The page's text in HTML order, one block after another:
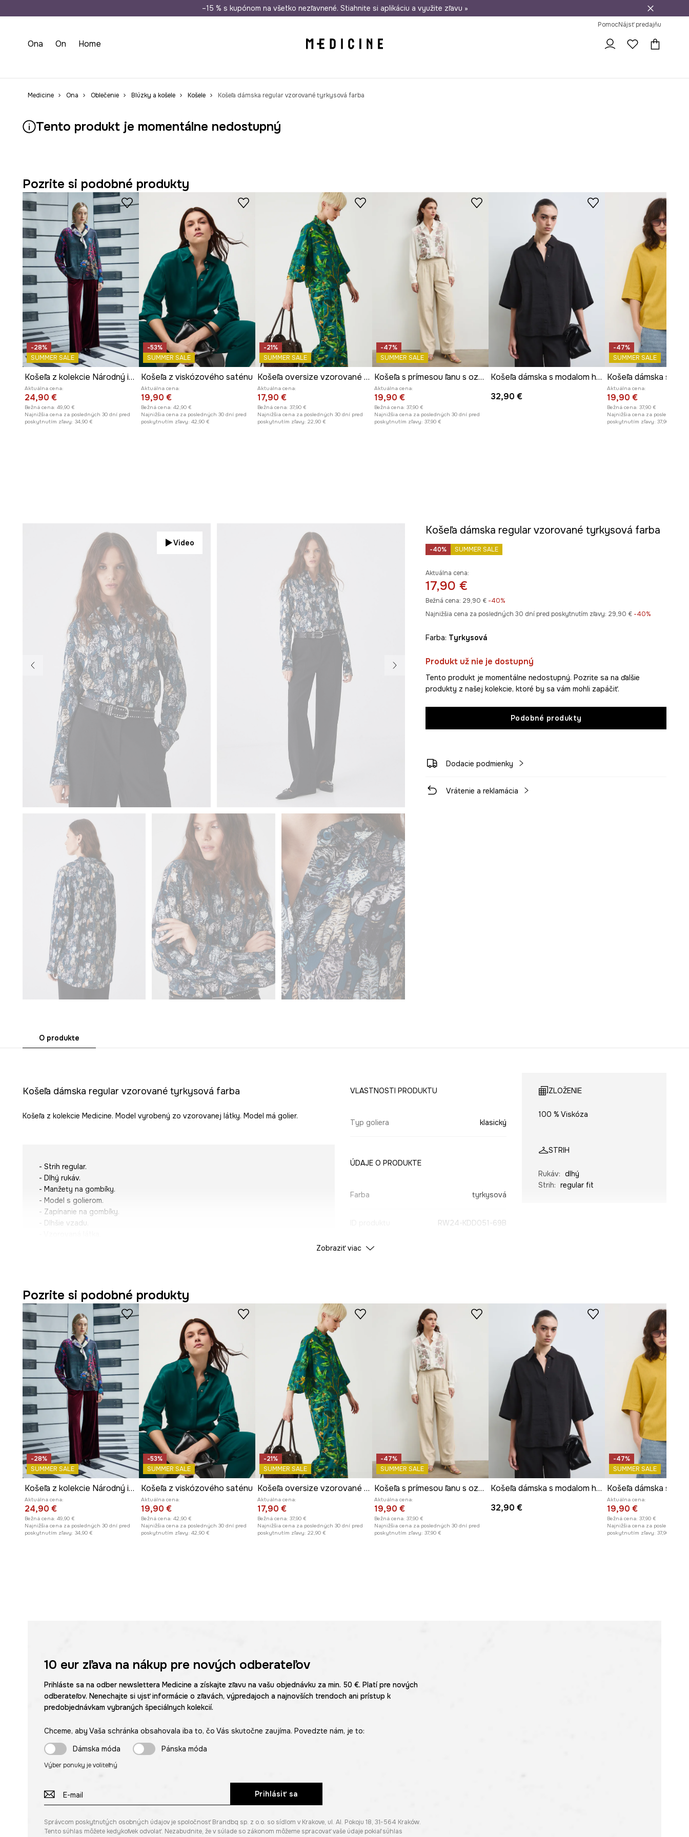
Doprava zadarmo od 50 € Odoslanie aj do 24 hodín 30 dní na vrátenie tovaru
–15 % s kupónom na všetko nezľavnené. Stiahnite si aplikáciu a využite zľavu »
PomocNájsť predajňu
Ona On Home
Medicine Ona Oblečenie Blúzky a košele Košele Košeľa dámska regular vzorované tyrkysová farba
Tento produkt je momentálne nedostupný
Pozrite si podobné produkty
-28%
SUMMER SALE
Košeľa z kolekcie Národný inštitút Fryderyka Chopina x Medicine
Aktuálna cena:
24,90 €
Bežná cena: 49,90 €
Najnižšia cena za posledných 30 dní pred
poskytnutím zľavy: 34,90 €
-53%
SUMMER SALE
Košeľa z viskózového saténu
Aktuálna cena:
19,90 €
Bežná cena: 42,90 €
Najnižšia cena za posledných 30 dní pred
poskytnutím zľavy: 42,90 €
-21%
SUMMER SALE
Košeľa oversize vzorované zelená farba
Aktuálna cena:
17,90 €
Bežná cena: 37,90 €
Najnižšia cena za posledných 30 dní pred
poskytnutím zľavy: 22,90 €
-47%
SUMMER SALE
Košeľa s prímesou ľanu s ozdobnou aplikáciou
Aktuálna cena:
19,90 €
Bežná cena: 37,90 €
Najnižšia cena za posledných 30 dní pred
poskytnutím zľavy: 37,90 €
Košeľa dámska s modalom hladká
32,90 €
-47%
SUMMER SALE
Aktuálna cena:
19,90 €
Bežná cena: 37,90 €
Najnižšia cena za posledných
poskytnutím zľavy: 37,90 €
Video
Košeľa dámska regular vzorované tyrkysová farba
-40% SUMMER SALE
Aktuálna cena:
17,90 €
Bežná cena: 29,90 €-40%
Najnižšia cena za posledných 30 dní pred poskytnutím zľavy: 29,90 € -40%
Farba: tyrkysová
Produkt už nie je dostupný
Tento produkt je momentálne nedostupný. Pozrite sa na ďalšie
produkty z našej kolekcie, ktoré by sa vám mohli zapáčiť.
Podobné produkty
Dodacie podmienky
Vrátenie a reklamácia
O produkte
Košeľa dámska regular vzorované tyrkysová farba
Košeľa z kolekcie Medicine. Model vyrobený zo vzorovanej látky. Model má golier.
- Strih regular.
- Dlhý rukáv.
- Manžety na gombíky.
- Model s golierom.
- Zapínanie na gombíky.
- Dlhšie vzadu.
- Veľkosti pre rozmer: S.
VLASTNOSTI PRODUKTU
Typ goliera klasický
ÚDAJE O PRODUKTE
Farba tyrkysová
RW24-KDD051-69B
ZLOŽENIE
100 % Viskóza
STRIH
Rukáv: dlhý
Strih: regular fit
Zobraziť viac
Pozrite si podobné produkty
-28%
SUMMER SALE
Košeľa z kolekcie Národný inštitút Fryderyka Chopina x Medicine
Aktuálna cena:
24,90 €
Bežná cena: 49,90 €
Najnižšia cena za posledných 30 dní pred
poskytnutím zľavy: 34,90 €
-53%
SUMMER SALE
Košeľa z viskózového saténu
Aktuálna cena:
19,90 €
Bežná cena: 42,90 €
Najnižšia cena za posledných 30 dní pred
poskytnutím zľavy: 42,90 €
-21%
SUMMER SALE
Košeľa oversize vzorované zelená farba
Aktuálna cena:
17,90 €
Bežná cena: 37,90 €
Najnižšia cena za posledných 30 dní pred
poskytnutím zľavy: 22,90 €
-47%
SUMMER SALE
Košeľa s prímesou ľanu s ozdobnou aplikáciou
Aktuálna cena:
19,90 €
Bežná cena: 37,90 €
Najnižšia cena za posledných 30 dní pred
poskytnutím zľavy: 37,90 €
Košeľa dámska s modalom hladká
32,90 €
-47%
SUMMER SALE
Aktuálna cena:
19,90 €
Bežná cena: 37,90 €
Najnižšia cena za posledných
poskytnutím zľavy: 37,90 €
10 eurzľava na nákup pre nových odberateľov
Prihláste sa na odber newslettera Medicine a získajte zľavu na vašu objednávku za min. 50 €. Platí pre nových
odberateľov. Nenechajte si ujsť informácie o zľavách, výpredajoch a najnovších trendoch ani prístup k
predobjednávkam vybraných špeciálnych kolekcií.
Chceme, aby Vaša schránka obsahovala iba to, čo Vás skutočne zaujíma. Povedzte nám, je to:
Dámska móda
Pánska móda
Výber ponuky je voliteľný
Prihlásiť sa
Správcom poskytnutých osobných údajov je spoločnosť Brandbq sp. z o.o. so sídlom v Krakove, ul. Al. Pokoju 18, 31-564 Kraków.
Tento súhlas môžete kedykoľvek odvolať. Nezabudnite, že v súlade so zákonom môžeme spracovať vaše údaje pokiaľ súhlas